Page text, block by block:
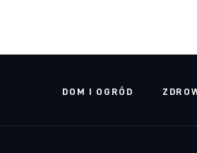
DOM I OGRÓD